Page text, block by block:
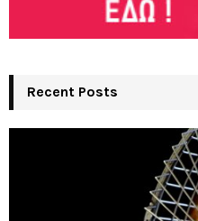
Recent Posts